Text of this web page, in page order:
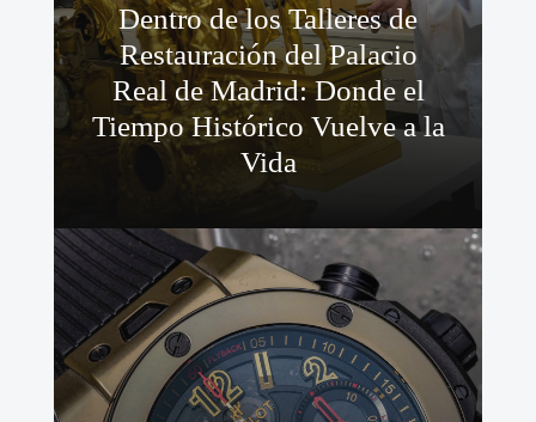
Dentro de los Talleres de
Restauración del Palacio
Real de Madrid: Donde el
Tiempo Histórico Vuelve a la
Vida